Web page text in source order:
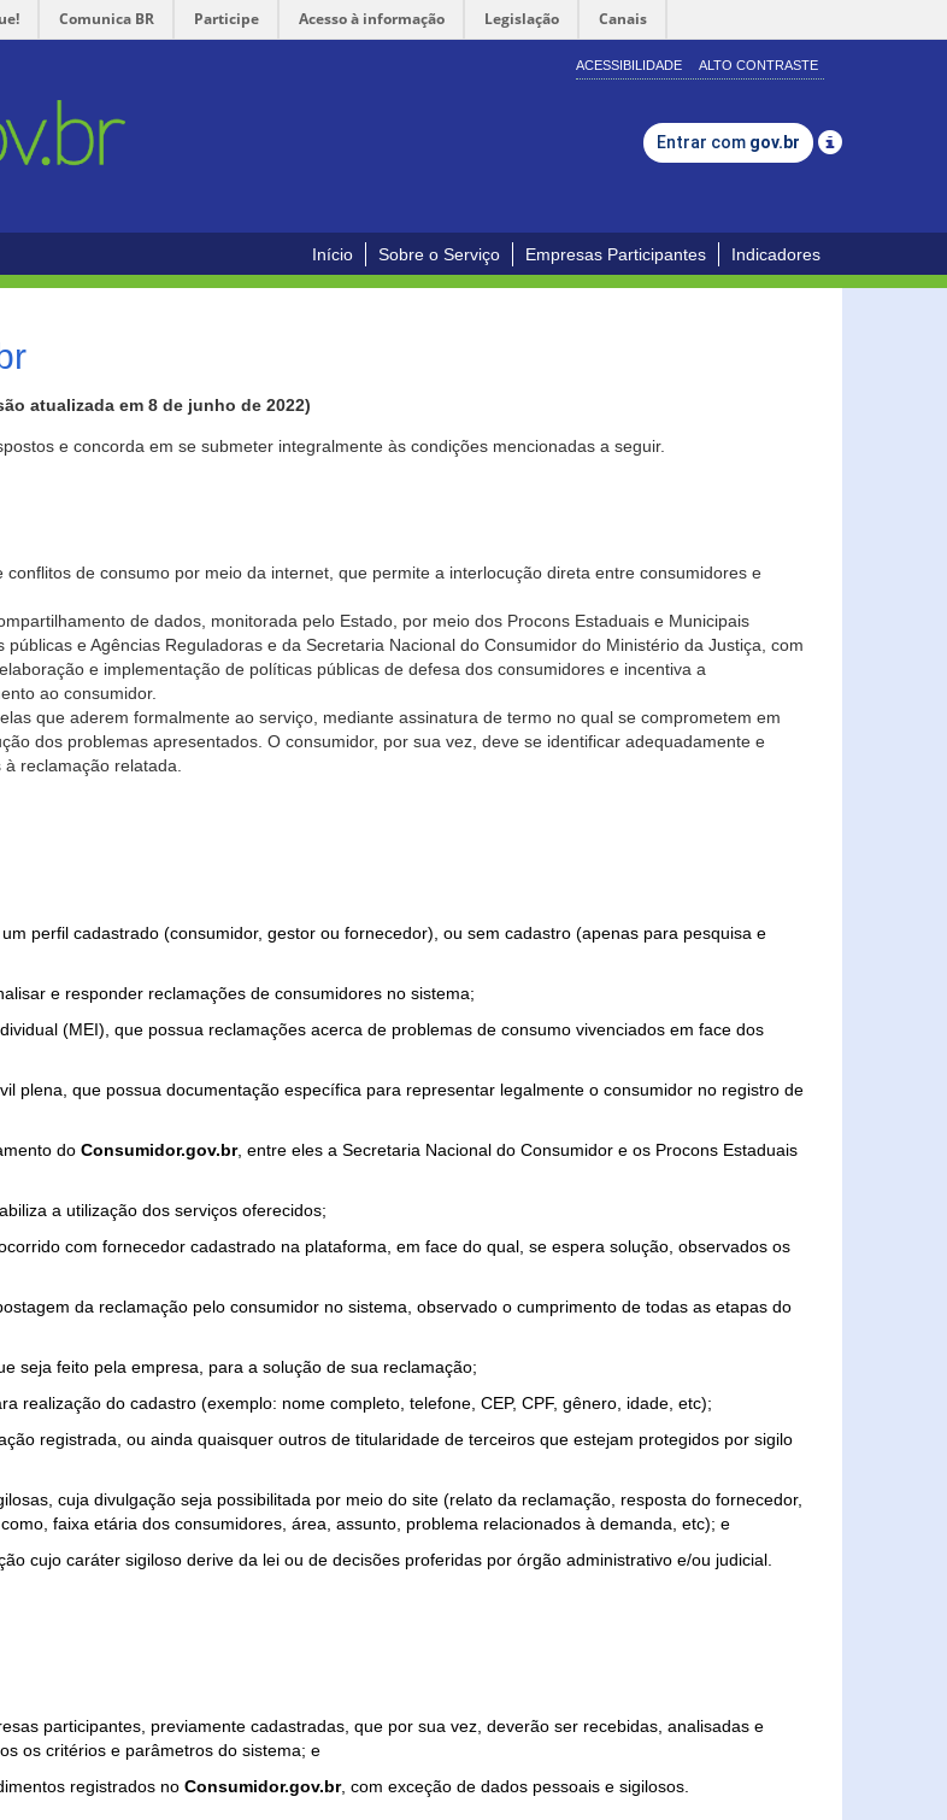
Comunica BR Participe Acesso à informação Legislação Canais
ACESSIBILIDADE ALTO CONTRASTE
Entrar com gov.br
Início Sobre o Serviço Empresas Participantes Indicadores
atualizada em 8 de junho de 2022)
e concorda em se submeter integralmente às condições mencionadas a seguir.
de consumo por meio da internet, que permite a interlocução direta entre consumidores e
de dados, monitorada pelo Estado, por meio dos Procons Estaduais e Municipais
e Agências Reguladoras e da Secretaria Nacional do Consumidor do Ministério da Justiça, com
e implementação de políticas públicas de defesa dos consumidores e incentiva a
ao consumidor.
que aderem formalmente ao serviço, mediante assinatura de termo no qual se comprometem em
dos problemas apresentados. O consumidor, por sua vez, deve se identificar adequadamente e
reclamação relatada.
perfil cadastrado (consumidor, gestor ou fornecedor), ou sem cadastro (apenas para pesquisa e
e responder reclamações de consumidores no sistema;
(MEI), que possua reclamações acerca de problemas de consumo vivenciados em face dos
plena, que possua documentação específica para representar legalmente o consumidor no registro de
do Consumidor.gov.br, entre eles a Secretaria Nacional do Consumidor e os Procons Estaduais
a utilização dos serviços oferecidos;
com fornecedor cadastrado na plataforma, em face do qual, se espera solução, observados os
da reclamação pelo consumidor no sistema, observado o cumprimento de todas as etapas do
seja feito pela empresa, para a solução de sua reclamação;
realização do cadastro (exemplo: nome completo, telefone, CEP, CPF, gênero, idade, etc);
registrada, ou ainda quaisquer outros de titularidade de terceiros que estejam protegidos por sigilo
cuja divulgação seja possibilitada por meio do site (relato da reclamação, resposta do fornecedor,
faixa etária dos consumidores, área, assunto, problema relacionados à demanda, etc); e
cujo caráter sigiloso derive da lei ou de decisões proferidas por órgão administrativo e/ou judicial.
participantes, previamente cadastradas, que por sua vez, deverão ser recebidas, analisadas e
os critérios e parâmetros do sistema; e
registrados no Consumidor.gov.br, com exceção de dados pessoais e sigilosos.